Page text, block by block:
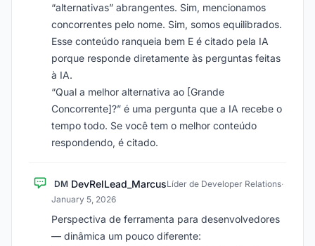
“alternativas” abrangentes. Sim, mencionamos
concorrentes pelo nome. Sim, somos equilibrados.
Esse conteúdo ranqueia bem E é citado pela IA
porque responde diretamente às perguntas feitas
à IA.
“Qual a melhor alternativa ao [Grande
Concorrente]?” é uma pergunta que a IA recebe o
tempo todo. Se você tem o melhor conteúdo
respondendo, é citado.
DM DevRelLead_MarcusLíder de Developer Relations·
January 5, 2026
Perspectiva de ferramenta para desenvolvedores
— dinâmica um pouco diferente: